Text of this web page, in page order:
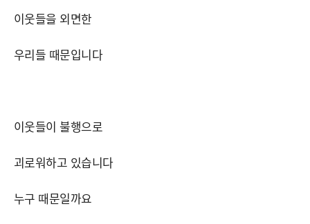
이웃들을 외면한
우리들 때문입니다
이웃들이 불행으로
괴로워하고 있습니다
누구 때문일까요